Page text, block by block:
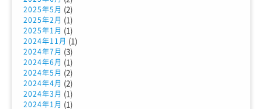
2025年5月 (2)
2025年2月 (1)
2025年1月 (1)
2024年11月 (1)
2024年7月 (3)
2024年6月 (1)
2024年5月 (2)
2024年4月 (2)
2024年3月 (1)
2024年1月 (1)